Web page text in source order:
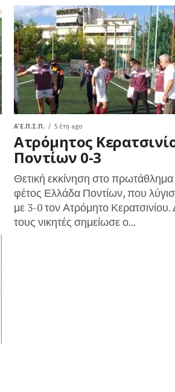
Α΄ Ε.Π.Σ.Π. 5 έτη ago
Ατρόμητος
Ποντίων 0-3
Θετική εκκίνηση στο πρωτάθλημα
φέτος Ελλάδα Ποντίων, που
με 3-0 τον Ατρόμητο Κερατσινίου.
τους νικητές σημείωσε ο...